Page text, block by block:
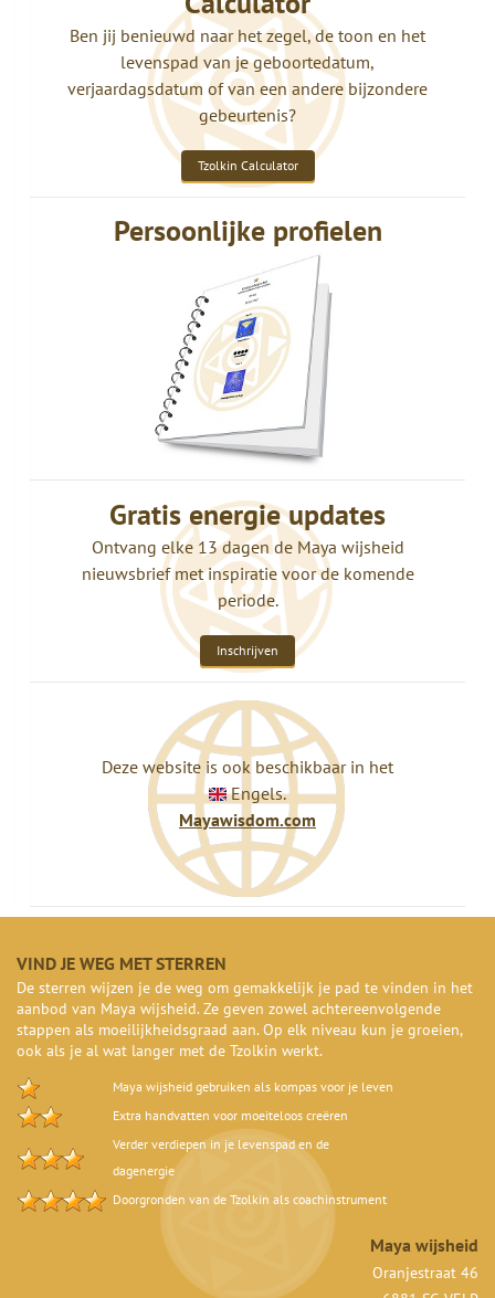
Ben jij benieuwd naar het zegel, de toon en het
levenspad van je geboortedatum,
verjaardagsdatum of van een andere bijzondere
gebeurtenis?
Tzolkin Calculator
Persoonlijke profielen
Gratis energie updates
Ontvang elke 13 dagen de Maya wijsheid
nieuwsbrief met inspiratie voor de komende
periode.
Inschrijven
Deze website is ook beschikbaar in het
Engels.
Mayawisdom.com
VIND JE WEG MET STERREN
De sterren wijzen je de weg om gemakkelijk je pad te vinden in het
aanbod van Maya wijsheid. Ze geven zowel achtereenvolgende
stappen als moeilijkheidsgraad aan. Op elk niveau kun je groeien,
ook als je al wat langer met de Tzolkin werkt.
Maya wijsheid gebruiken als kompas voor je leven
Extra handvatten voor moeiteloos creëren
Verder verdiepen in je levenspad en de
dagenergie
Doorgronden van de Tzolkin als coachinstrument
Maya wijsheid
Oranjestraat 46